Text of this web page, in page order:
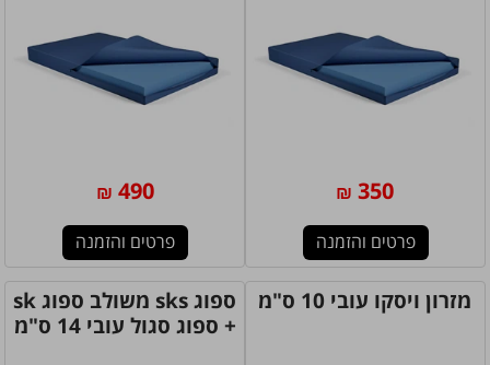
350
₪
פרטים והזמנה
490
₪
פרטים והזמנה
מזרון ויסקו עובי 10 ס"מ
ספוג sks משולב ספוג sk
+ ספוג סגול עובי 14 ס"מ